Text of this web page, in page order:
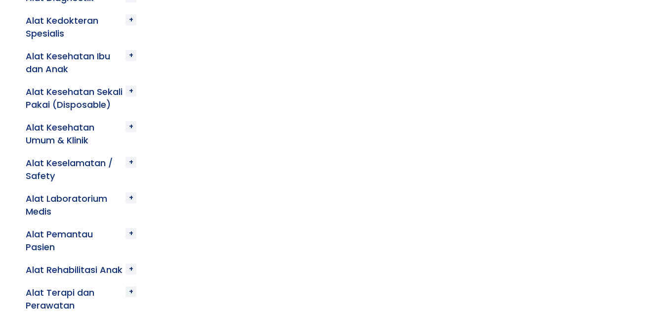
Alat Kedokteran
Spesialis
Alat Kesehatan Ibu
dan Anak
Alat Kesehatan Sekali
Pakai (Disposable)
Alat Kesehatan
Umum & Klinik
Alat Keselamatan /
Safety
Alat Laboratorium
Medis
Alat Pemantau
Pasien
Alat Rehabilitasi Anak
Alat Terapi dan
Perawatan